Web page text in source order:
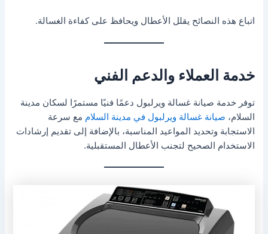
اتباع هذه النصائح يقلل الأعطال ويحافظ على كفاءة الغسالة.
خدمة العملاء والدعم الفني
توفر خدمة صيانة غسالة ويرلبول دعمًا فنيًا مستمرًا لسكان مدينة
السلام، صيانة غسالة ويرلبول في مدينة السلام مع سرعة
الاستجابة وتحديد المواعيد المناسبة، بالإضافة إلى تقديم إرشادات
الاستخدام الصحيح لتجنب الأعطال المستقبلية.